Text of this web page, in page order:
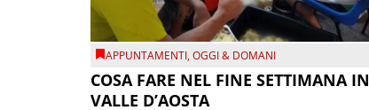
APPUNTAMENTI,OGGI & DOMANI
COSA FARE NEL FINE SETTIMANA IN
VALLE D’AOSTA